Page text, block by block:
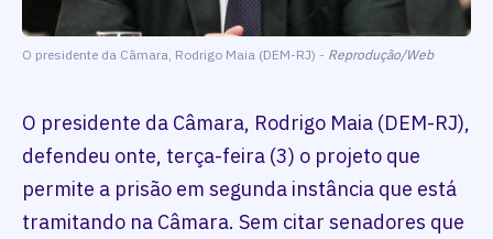
O presidente da Câmara, Rodrigo Maia (DEM-RJ) - Reprodução/Web
O presidente da Câmara, Rodrigo Maia (DEM-RJ),
defendeu onte, terça-feira (3) o projeto que
permite a prisão em segunda instância que está
tramitando na Câmara. Sem citar senadores que